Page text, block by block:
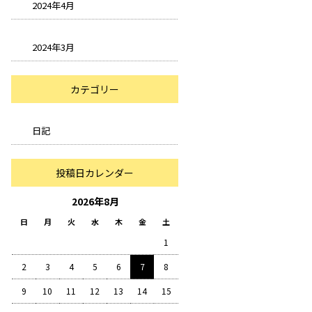
2024年4月
2024年3月
カテゴリー
日記
投稿日カレンダー
2026年8月
日 月 火 水 木 金 土
1
2 3 4 5 6 7 8
9 10 11 12 13 14 15